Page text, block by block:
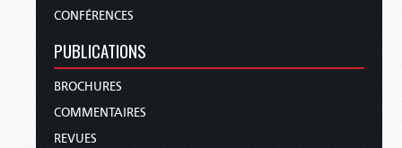
CONFÉRENCES
PUBLICATIONS
BROCHURES
COMMENTAIRES
REVUES